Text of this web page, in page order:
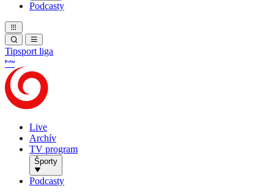
Podcasty
Tipsport liga
Live
Archív
TV program
Športy
Podcasty